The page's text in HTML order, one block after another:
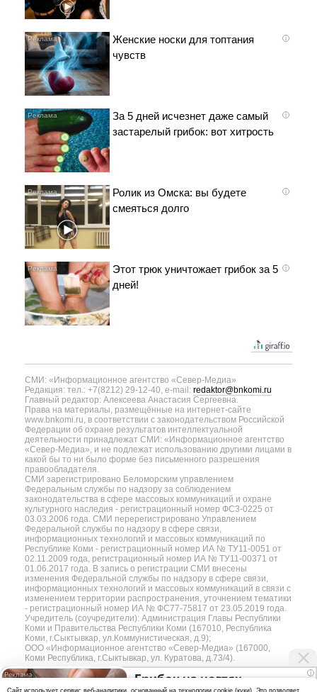
i
Женские носки для топтания
чувств
i
За 5 дней исчезнет даже самый
застарелый грибок: вот хитрость
i
Ролик из Омска: вы будете
смеяться долго
i
Этот трюк уничтожает грибок за 5
дней!
СМИ: «Информационное агентство «Север-Медиа»
Редакция: тел.: +7(8212) 29-12-40, e-mail: redaktor@bnkomi.ru
Главный редактор: Алексеева Анастасия Сергеевна.
Права на материалы, размещённые на интернет-сайте
www.bnkomi.ru, в соответствии с законодательством Российской
Федерации об охране результатов интеллектуальной
деятельности принадлежат СМИ: «Информационное агентство
«Север-Медиа», и не подлежат использованию другими лицами в
какой бы то ни было форме без письменного разрешения
правообладателя.
СМИ зарегистрировано Беломорским управлением
Федеральным службы по надзору за соблюдением
законодательства в сфере массовых коммуникаций и охране
культурного наследия - регистрационный номер ФС3-0225 от
03.03.2006 года. СМИ перерегистрировано Управлением
Федеральной службы по надзору в сфере связи,
информационных технологий и массовых коммуникаций по
Республике Коми - регистрационный номер ИА № ТУ11-0051 от
02.11.2009 года, регистрационный номер ИА № ТУ11-00371 от
01.06.2017 года. В запись о регистрации СМИ внесены
изменения Федеральной службы по надзору в сфере связи,
информационных технологий и массовых коммуникаций в связи с
изменением территории распространения, уточнением тематики
- регистрационный номер ИА № ФС77-75817 от 23.05.2019 года.
Учредитель (соучредители): Администрация Главы Республики
Коми и Правительства Республики Коми (167010, Республика
Коми, г.Сыктывкар, ул.Коммунистическая, д.9);
ООО «Информационное агентство «Север-Медиа» (167000,
Коми Республика, г.Сыктывкар, ул. Куратова, д.73/4).
Разработка сайта — web-студия «Цифровой Век»
i
Грибок на ногтях
Cайт использует сервис веб-аналитики, основанный на технологии cookie (куки). Это позволяет